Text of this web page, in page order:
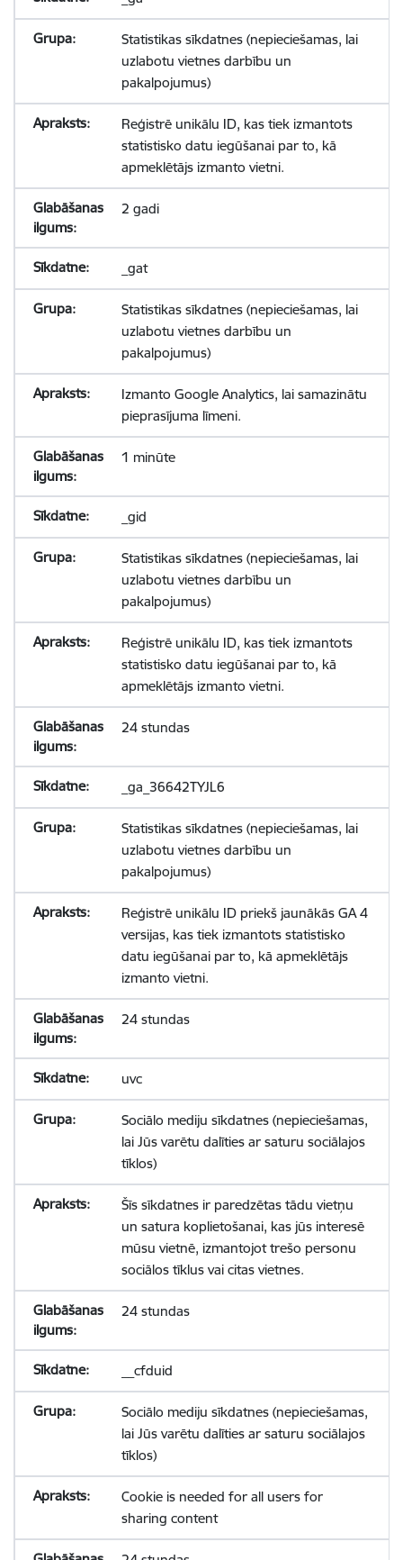
Statistikas sīkdatnes (nepieciešamas, lai
uzlabotu vietnes darbību un
pakalpojumus)
Reģistrē unikālu ID, kas tiek izmantots
statistisko datu iegūšanai par to, kā
apmeklētājs izmanto vietni.
2 gadi
_gat
Statistikas sīkdatnes (nepieciešamas, lai
uzlabotu vietnes darbību un
pakalpojumus)
Izmanto Google Analytics, lai samazinātu
pieprasījuma līmeni.
1 minūte
_gid
Statistikas sīkdatnes (nepieciešamas, lai
uzlabotu vietnes darbību un
pakalpojumus)
Reģistrē unikālu ID, kas tiek izmantots
statistisko datu iegūšanai par to, kā
apmeklētājs izmanto vietni.
24 stundas
_ga_36642TYJL6
Statistikas sīkdatnes (nepieciešamas, lai
uzlabotu vietnes darbību un
pakalpojumus)
Reģistrē unikālu ID priekš jaunākās GA 4
versijas, kas tiek izmantots statistisko
datu iegūšanai par to, kā apmeklētājs
izmanto vietni.
24 stundas
uvc
Sociālo mediju sīkdatnes (nepieciešamas,
lai Jūs varētu dalīties ar saturu sociālajos
tīklos)
Šīs sīkdatnes ir paredzētas tādu vietņu
un satura koplietošanai, kas jūs interesē
mūsu vietnē, izmantojot trešo personu
sociālos tīklus vai citas vietnes.
24 stundas
__cfduid
Sociālo mediju sīkdatnes (nepieciešamas,
lai Jūs varētu dalīties ar saturu sociālajos
tīklos)
Cookie is needed for all users for
sharing content